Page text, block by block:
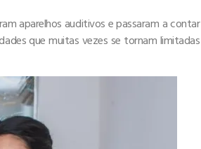
aparelhos auditivos e passaram a contar
que muitas vezes se tornam limitadas